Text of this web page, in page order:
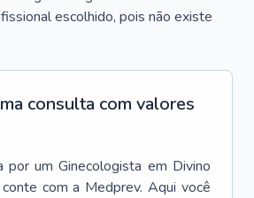
escolhido, pois não existe
consulta com valores
por um Ginecologista em Divino
com a Medprev. Aqui você